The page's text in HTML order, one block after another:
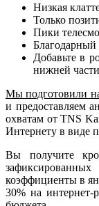
Низкая
Только
Пики
Благодарный
Добавьте в
нижней
Мы подготовили
и предоставляем
охватам от TNS
Интернету в виде
Вы получите
коэффициенты в
30% на интернет-